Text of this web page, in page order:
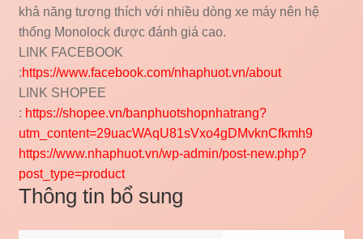
khả năng tương thích với nhiều dòng xe máy nên hệ
thống Monolock được đánh giá cao.
LINK FACEBOOK
:https://www.facebook.com/nhaphuot.vn/about
LINK SHOPEE
: https://shopee.vn/banphuotshopnhatrang?
utm_content=29uacWAqU81sVxo4gDMvknCfkmh9
https://www.nhaphuot.vn/wp-admin/post-new.php?
post_type=product
Thông tin bổ sung